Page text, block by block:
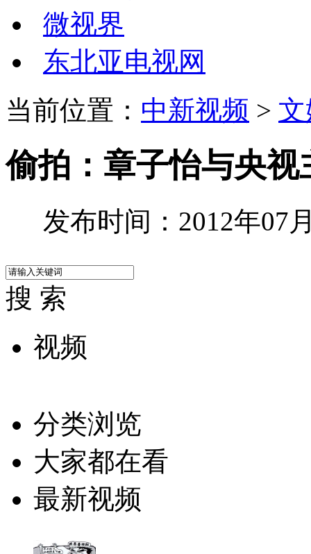
微视界
东北亚电视网
当前位置： 中新视频 >
偷拍：章子怡与央视
发布时间：2012年07
搜 索
视频
分类浏览
大家都在看
最新视频